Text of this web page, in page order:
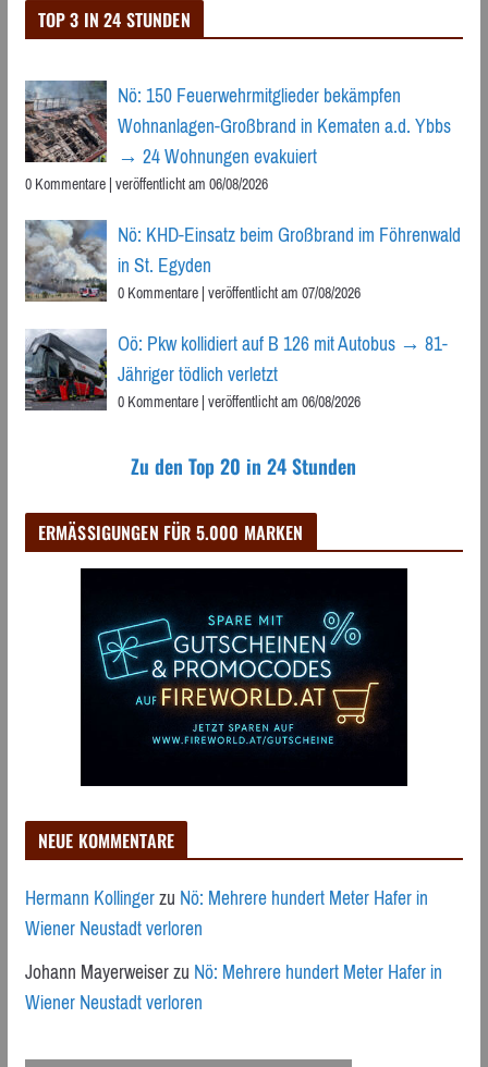
TOP 3 IN 24 STUNDEN
Nö: 150 Feuerwehrmitglieder bekämpfen
Wohnanlagen-Großbrand in Kematen a.d. Ybbs
→ 24 Wohnungen evakuiert
0 Kommentare|veröffentlicht am 06/08/2026
Nö: KHD-Einsatz beim Großbrand im Föhrenwald
in St. Egyden
0 Kommentare|veröffentlicht am 07/08/2026
Oö: Pkw kollidiert auf B 126 mit Autobus → 81-
Jähriger tödlich verletzt
0 Kommentare|veröffentlicht am 06/08/2026
Zu den Top 20 in 24 Stunden
ERMÄSSIGUNGEN FÜR 5.000 MARKEN
NEUE KOMMENTARE
Hermann KollingerzuNö: Mehrere hundert Meter Hafer in
Wiener Neustadt verloren
Johann MayerweiserzuNö: Mehrere hundert Meter Hafer in
Wiener Neustadt verloren